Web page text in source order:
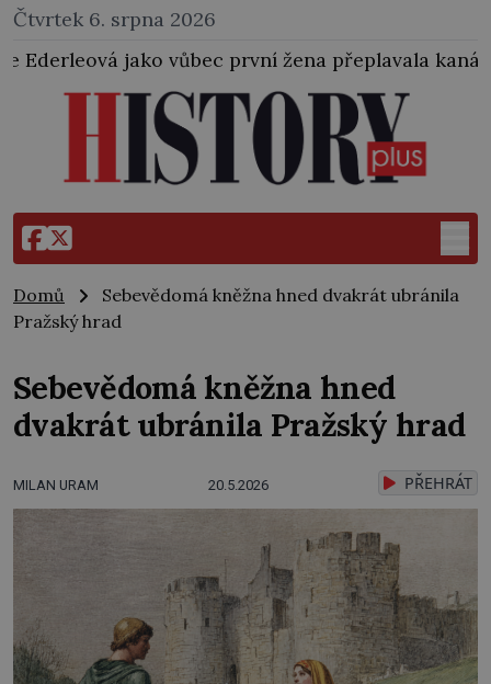
Čtvrtek 6. srpna 2026
první žena přeplavala kanál La Manche.
Domů
Sebevědomá kněžna hned dvakrát ubránila
Pražský hrad
Sebevědomá kněžna hned
dvakrát ubránila Pražský hrad
MILAN URAM 20.5.2026 PŘEHRÁT